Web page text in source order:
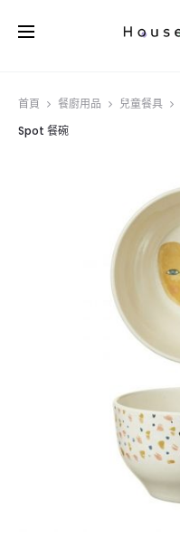
首頁 餐廚用品 兒童餐具
Spot 餐碗